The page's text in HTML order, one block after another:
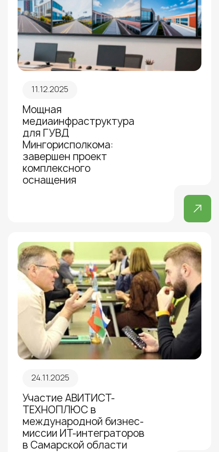
11.12.2025
Мощная
медиаинфраструктура
для ГУВД
Мингорисполкома:
завершен проект
комплексного
оснащения
24.11.2025
Участие АВИТИСТ-
ТЕХНОПЛЮС в
международной бизнес-
миссии ИТ-интеграторов
в Самарской области